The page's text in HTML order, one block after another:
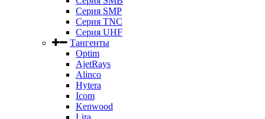
Серия SMP
Серия TNC
Серия UHF
Тангенты
Optim
AjetRays
Alinco
Hytera
Icom
Kenwood
Lira